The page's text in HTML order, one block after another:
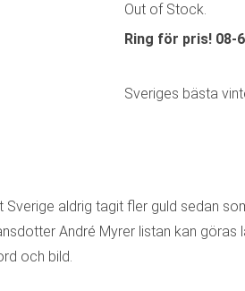
Out of Stock.
Ring för pris! 08-
Sveriges bästa
aldrig tagit fler guld sedan
André Myrer listan kan
och bild.